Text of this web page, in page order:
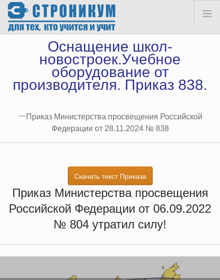
КОНТАКТЫ
Оснащение школ-
новостроек.Учебное
оборудование от
производителя. Приказ 838.
Приказ Министерства просвещения Российской
Федерации от 28.11.2024 № 838
соответствующих современным условиям обучения, необходимых при
оснащении общеобразовательных организаций в целях реализации
мероприятий государственной программы Российской Федерации
"Развитие образования", направленных на содействие созданию
(создание) в субъектах Российской Федерации новых (дополнительных)
мест в общеобразовательных организациях, модернизацию
инфраструктуры общего образования, школьных систем образования,
критериев его формирования и требований к функциональному
оснащению общеобразовательных организаций" (Зарегистрирован
Скачать текст Приказа
Приказ Министерства просвещения
Российской Федерации от 06.09.2022
№ 804 утратил силу!